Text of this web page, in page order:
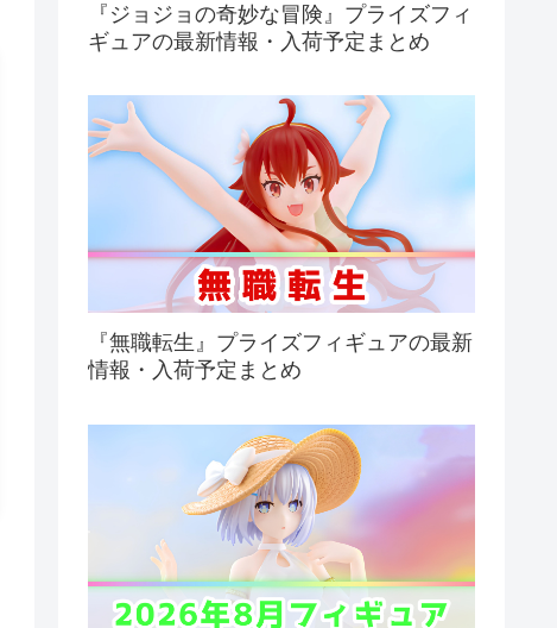
『ジョジョの奇妙な冒険』プライズフィ
ギュアの最新情報・入荷予定まとめ
『無職転生』プライズフィギュアの最新
情報・入荷予定まとめ